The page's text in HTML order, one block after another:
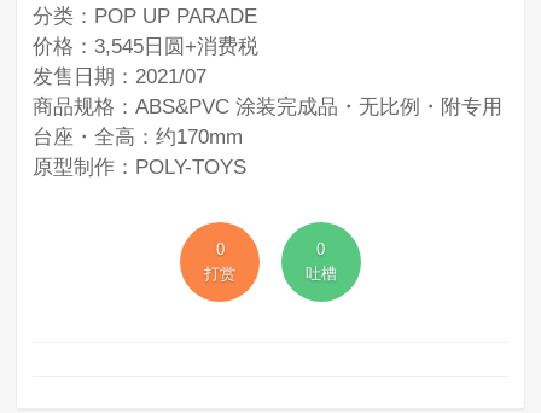
分类：POP UP PARADE
价格：3,545日圆+消费税
发售日期：2021/07
商品规格：ABS&PVC 涂装完成品・无比例・附专用
台座・全高：约170mm
原型制作：POLY-TOYS
0
打赏
0
吐槽